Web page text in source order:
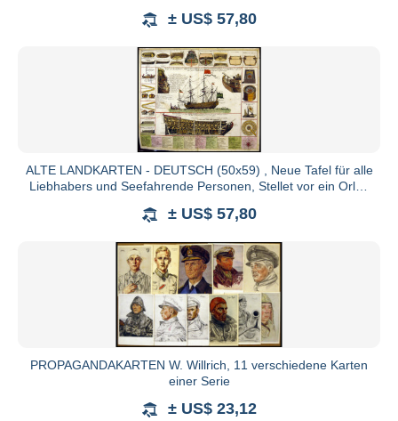
Die Vertragssprache ist Deutsch. Die
von schriftlichen oder fernmündlichen Geboten. Alle
versteigert. Der Versteigerer behält sich vor,
Den Zuschlag erhält der Meistbietende Interesse
Gebot, wenn kein Gegengebot vorliegt, zum
Mindestgebot bei diesen Losen beträgt EUR 10,-.
Zuschlag zu verweigern, Lose zurückzuziehen,
Die Mindeststeigerung beträgt: bis EURO 100,-
10,-; ab EURO 500,- EURO 20,-; ab EURO 1.000,-
EURO 200,-; ab EURO 10.000,- EURO 500,-; ab
Gebote wie "bestens", "auf jeden Fall" oder
± US$ 57,80
ALTE LANDKARTEN - DEUTSCH (50x59) , Neue Tafel für alle
Liebhabers und Seefahrende Personen, Stellet vor ein Orlog
± US$ 57,80
PROPAGANDAKARTEN W. Willrich, 11 verschiedene Karten
einer Serie
± US$ 23,12